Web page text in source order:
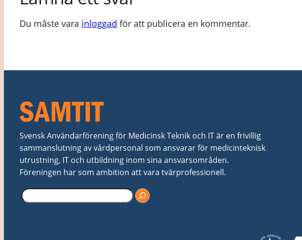
Du måste vara inloggad för att publicera en kommentar.
Svensk Användarförening för Medicinsk Teknik och IT är en frivillig
sammanslutning av vårdpersonal som ansvarar för medicinteknisk
utrustning, IT och utbildning inom sina ansvarsområden.
Föreningen har som ambition att vara tvärprofessionell.
S
ö